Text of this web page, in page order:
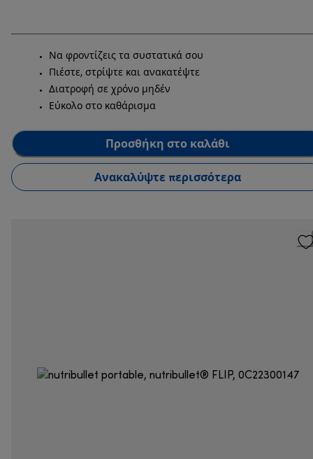
Να φροντίζεις τα συστατικά σου
Πιέστε, στρίψτε και ανακατέψτε
Διατροφή σε χρόνο μηδέν
Εύκολο στο καθάρισμα
Προσθήκη στο καλάθι
Ανακαλύψτε περισσότερα